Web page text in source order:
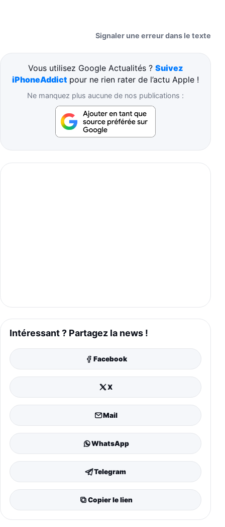
Signaler une erreur dans le texte
Vous utilisez Google Actualités ? Suivez
iPhoneAddict pour ne rien rater de l’actu Apple !
Ne manquez plus aucune de nos publications :
Intéressant ? Partagez la news !
Facebook
X
Mail
WhatsApp
Telegram
Copier le lien